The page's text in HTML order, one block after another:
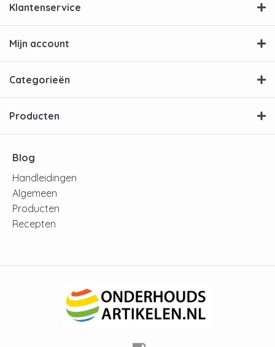
Klantenservice
Mijn account
Categorieën
Producten
Blog
Handleidingen
Algemeen
Producten
Recepten